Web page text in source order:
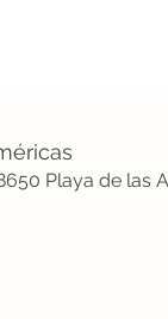
Playa de las